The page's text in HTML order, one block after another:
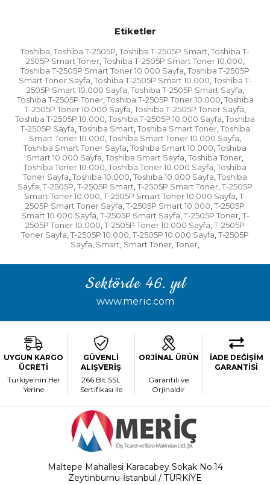
Etiketler
Toshiba Toshiba T-2505P Toshiba T-2505P Smart Toshiba T-
2505P Smart Toner, Toshiba T-2505P Smart Toner 10.000
Toshiba T-2505P Smart Toner 10.000 Sayfa Toshiba T-2505P
Smart Toner Sayfa Toshiba T-2505P Smart 10.000 Toshiba T-
2505P Smart 10.000 Sayfa Toshiba T-2505P Smart Sayfa
Toshiba T-2505P Toner, Toshiba T-2505P Toner 10.000 Toshiba
T-2505P Toner 10.000 Sayfa Toshiba T-2505P Toner Sayfa
Toshiba T-2505P 10.000 Toshiba T-2505P 10.000 Sayfa Toshiba
T-2505P Sayfa Toshiba Smart Toshiba Smart Toner, Toshiba
Smart Toner 10.000 Toshiba Smart Toner 10.000 Sayfa
Toshiba Smart Toner Sayfa Toshiba Smart 10.000 Toshiba
Smart 10.000 Sayfa Toshiba Smart Sayfa Toshiba Toner
Toshiba Toner 10.000 Toshiba Toner 10.000 Sayfa Toshiba
Toner Sayfa Toshiba 10.000 Toshiba 10.000 Sayfa Toshiba
Sayfa T-2505P T-2505P Smart T-2505P Smart Toner T-2505P
Smart Toner 10.000 T-2505P Smart Toner 10.000 Sayfa T-
2505P Smart Toner Sayfa T-2505P Smart 10.000 T-2505P
Smart 10.000 Sayfa T-2505P Smart Sayfa T-2505P Toner, T-
2505P Toner 10.000 T-2505P Toner 10.000 Sayfa T-2505P
Toner Sayfa T-2505P 10.000 T-2505P 10.000 Sayfa T-2505P
Sayfa Smart Smart Toner Toner
Sektörde 46. yıl
www.meric.com
UYGUN KARGO
ÜCRETİ
Türkiye'nin Her
Yerine
GÜVENLİ
ALIŞVERİŞ
266 Bit SSL
Sertifikası ile
ORJİNAL ÜRÜN
Garantili ve
Orjinaldir
İADE DEĞİŞİM
GARANTİSİ
Maltepe Mahallesi Karacabey Sokak No:14
Zeytinburnu-İstanbul / TÜRKİYE